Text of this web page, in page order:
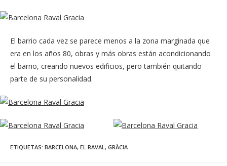
El barrio cada vez se parece menos a la zona marginada que
era en los años 80, obras y más obras están acondicionando
el barrio, creando nuevos edificios, pero también quitando
parte de su personalidad.
ETIQUETAS: BARCELONA, EL RAVAL, GRÀCIA